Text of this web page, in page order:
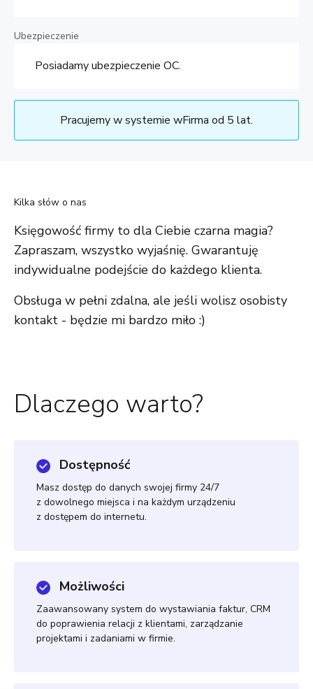
Ubezpieczenie
Posiadamy ubezpieczenie OC.
Pracujemy w systemie wFirma od 5 lat.
Kilka słów o nas
Księgowość firmy to dla Ciebie czarna magia?
Zapraszam, wszystko wyjaśnię. Gwarantuję
indywidualne podejście do każdego klienta.
Obsługa w pełni zdalna, ale jeśli wolisz osobisty
kontakt - będzie mi bardzo miło :)
Dlaczego warto?
Dostępność
Masz dostęp do danych swojej firmy 24/7
z dowolnego miejsca i na każdym urządzeniu
z dostępem do internetu.
Możliwości
Zaawansowany system do wystawiania faktur, CRM
do poprawienia relacji z klientami, zarządzanie
projektami i zadaniami w firmie.